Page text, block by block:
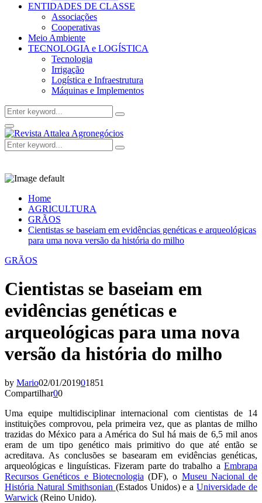
ENTIDADES DE CLASSE
Associações
Cooperativas
Meio Ambiente
TECNOLOGIA e LOGÍSTICA
Tecnologia
Irrigação
Logística e Infraestrutura
Máquinas e Implementos
Search
for:
Search
Facebook
Twitter
Instagram
Linkedin
Youtube
Email
Primary
Menu
Search
for:
Search
Home
AGRICULTURA
GRÃOS
Cientistas se baseiam em evidências genéticas e arqueológicas
para uma nova versão da história do milho
GRÃOS
Cientistas se baseiam em
evidências genéticas e
arqueológicas para uma nova
versão da história do milho
by Mario02/01/201901851
Compartilhar00
Uma equipe multidisciplinar internacional com cientistas de 14
instituições comprovou, pela primeira vez, que as plantas de milho
trazidas do México para a América do Sul há mais de 6,5 mil anos
eram de um tipo genético mais primitivo do que até então se
acreditava. As conclusões se basearam em evidências genéticas,
arqueológicas e linguísticas. Fizeram parte do trabalho a Embrapa
Recursos Genéticos e Biotecnologia (DF), o Museu Nacional de
História Natural Smithsonian (Estados Unidos) e aUniversidade de
Warwick (Reino Unido).